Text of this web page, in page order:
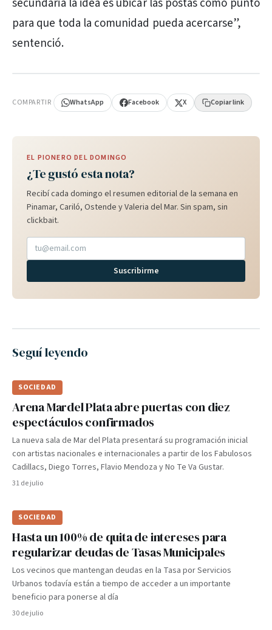
secundaria la idea es ubicar las postas como punto
para que toda la comunidad pueda acercarse”,
sentenció.
COMPARTIR WhatsApp Facebook X Copiar link
EL PIONERO DEL DOMINGO
¿Te gustó esta nota?
Recibí cada domingo el resumen editorial de la semana en
Pinamar, Cariló, Ostende y Valeria del Mar. Sin spam, sin
clickbait.
Suscribirme
Seguí leyendo
SOCIEDAD
Arena Mardel Plata abre puertas con diez
espectáculos confirmados
La nueva sala de Mar del Plata presentará su programación inicial
con artistas nacionales e internacionales a partir de los Fabulosos
Cadillacs, Diego Torres, Flavio Mendoza y No Te Va Gustar.
31 de julio
SOCIEDAD
Hasta un 100% de quita de intereses para
regularizar deudas de Tasas Municipales
Los vecinos que mantengan deudas en la Tasa por Servicios
Urbanos todavía están a tiempo de acceder a un importante
beneficio para ponerse al día
30 de julio